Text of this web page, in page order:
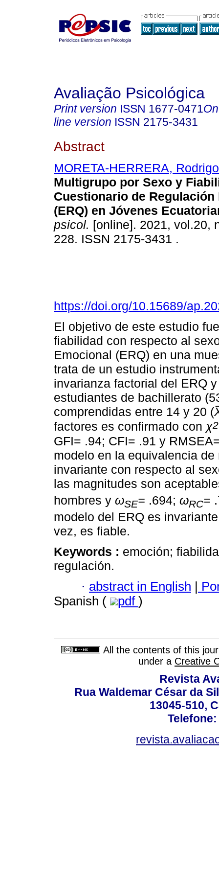
Avaliação Psicológica
Print version ISSN 1677-0471
line version ISSN 2175-3431
Abstract
MORETA-HERRERA, Rodrigo
Multigrupo por Sexo y
Cuestionario de Regulación
(ERQ) en Jóvenes
psicol. [online]. 2021, vol.20,
228. ISSN 2175-3431 .
https://doi.org/10.15689/
El objetivo de este estudio
fiabilidad con respecto al
Emocional (ERQ) en una
trata de un estudio
invarianza factorial del ERQ
estudiantes de bachillerato
comprendidas entre 14 y 20 (
factores es confirmado con χ2
GFI= .94; CFI= .91 y
modelo en la equivalencia
invariante con respecto al
las magnitudes son
hombres y ωSE= .694; ωRC=
modelo del ERQ es
vez, es fiable.
Keywords : emoción;
regulación.
· abstract in English
Spanish (
pdf )
All the contents of this
under a Creative
Revista
Rua Waldemar César da
13045-510,
Telefone: